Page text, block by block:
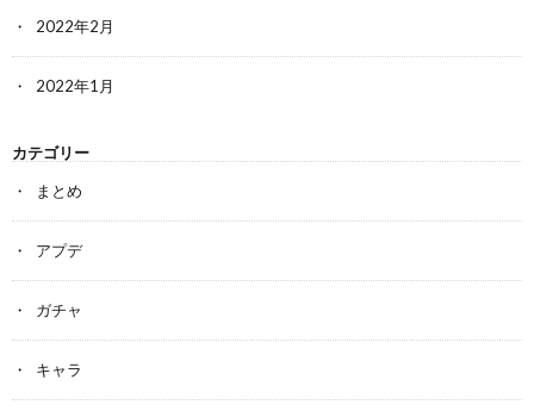
2022年2月
2022年1月
カテゴリー
まとめ
アプデ
ガチャ
キャラ